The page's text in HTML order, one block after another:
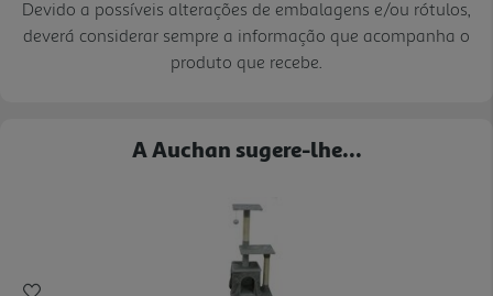
Devido a possíveis alterações de embalagens e/ou rótulos,
deverá considerar sempre a informação que acompanha o
produto que recebe.
A Auchan sugere-lhe...